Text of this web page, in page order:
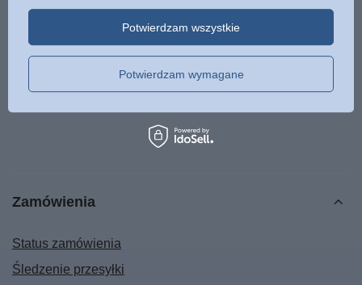
64,00 zł
399,99 zł / szt.
Najniższa cena z 30 dni przed
Zamówienia
Status zamówienia
Śledzenie przesyłki
Potwierdzam wymagane
Potwierdzam wszystkie